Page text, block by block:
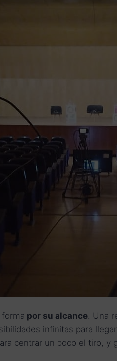
por su alcance. Una
infinitas para
centrar un poco el tiro, y